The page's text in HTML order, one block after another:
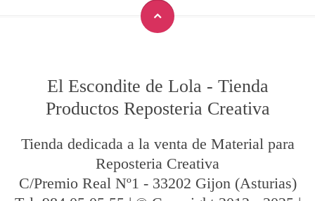
El Escondite de Lola - Tienda
Productos Reposteria Creativa
Tienda dedicada a la venta de Material para
Reposteria Creativa
C/Premio Real Nº1 - 33202 Gijon (Asturias)